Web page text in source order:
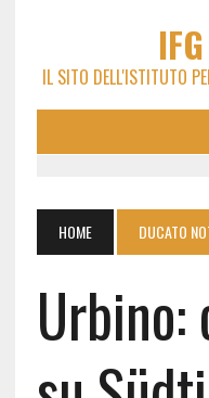
IL SITO DELL'ISTITUTO
HOME DUCATO
Urbino: